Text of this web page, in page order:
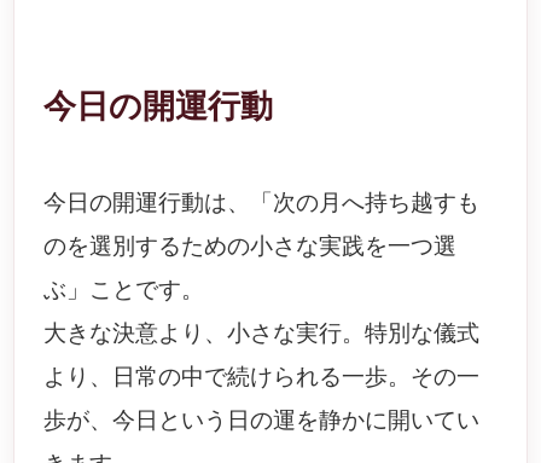
今日の開運行動
今日の開運行動は、「次の月へ持ち越すも
のを選別するための小さな実践を一つ選
ぶ」ことです。
大きな決意より、小さな実行。特別な儀式
より、日常の中で続けられる一歩。その一
歩が、今日という日の運を静かに開いてい